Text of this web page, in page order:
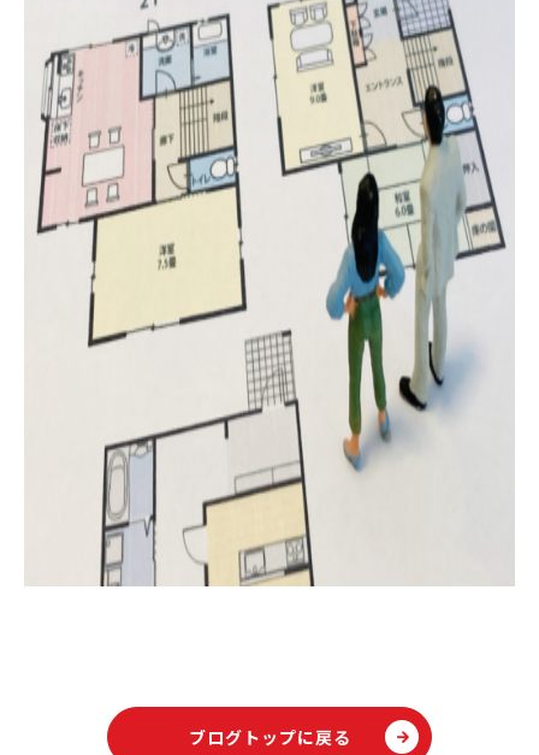
ブログトップに戻る